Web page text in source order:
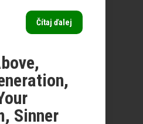
Čítaj ďalej
Sinner